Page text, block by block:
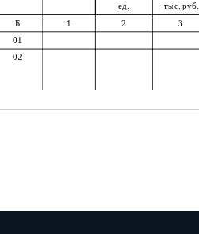
ед.
тыс. руб.
Б 1 2 3
01
02